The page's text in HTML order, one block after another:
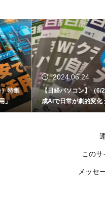
2024.06.24
【日経パソコン】（6/24号）【生
成AIで日常が劇的変化 最終回】 A
I時代のアプリケーション／サービ
この
メッセ